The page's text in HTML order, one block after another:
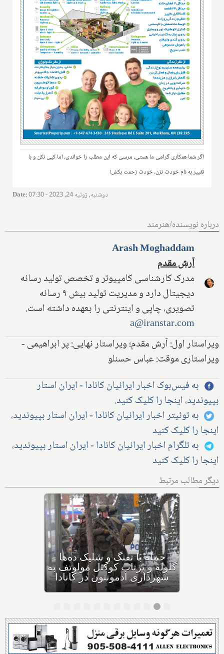
اگر شما همکاری گرامی ما هستی، مرسی که این مطلب را خواندی، اما کپی نکن و با
تغییر به نام خودت نزن، خودت زحمت بکش!
Date: دوشنبه, ژوئیه 24, 2023 - 07:30
درباره نویسنده/هنرمند
Arash Moghaddam
آرش مقدم
مدرک کارشناسی کامپیوتر و تخصص تولید رسانه
دیجیتال دارد و مدیریت تولید بیش ۹ رسانه
تصویری، چاپی و اینترنتی را بعهده داشته است.
a@iranstar.com
ویراستار اول: آرش مقدم؛ ویراستار نهایی: پر ابراهیمی -
ویراستاری موقت: عباس حسنلو
به فیس‌بوک اخبار ایرانیان کانادا - ایران استار
بپیوندید، اینجا را کلیک کنید.
به توئیتر اخبار ایرانیان کانادا - ایران استار بپیوندید،
اینجا را کلیک کنید
به تلگرام اخبار ایرانیان کانادا - ایران استار بپیوندید،
اینجا را کلیک کنید
دیگر مطالب مرتبط
بهداشت کانادا: این داروی
کودکان، ماست و چیا، را
مصرف نکنید و این تشک نیز
احتمال خفگی دارد